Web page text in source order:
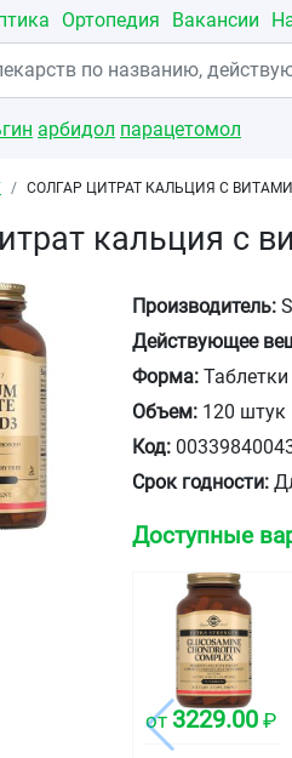
Ортопедия Вакансии
арбидол парацетомол
СОЛГАР ЦИТРАТ КАЛЬЦИЯ С
кальция с
Производитель:
Действующее
Форма: Таблетки
Объем: 120 штук
Код:
Срок годности:
Доступные
от 3229.00 ₽